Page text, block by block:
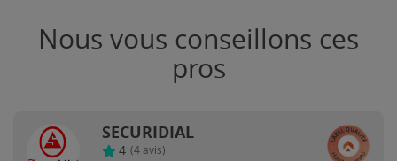
Nous vous conseillons ces
pros
SECURIDIAL
4 (4 avis)